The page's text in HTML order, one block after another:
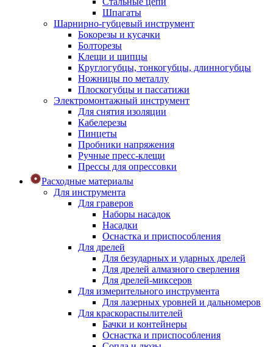
Шпагаты
Шарнирно-губцевый инструмент
Бокорезы и кусачки
Болторезы
Клещи и щипцы
Круглогубцы, тонкогубцы, длинногубцы
Ножницы по металлу
Плоскогубцы и пассатижи
Электромонтажный инструмент
Для снятия изоляции
Кабелерезы
Пинцеты
Пробники напряжения
Ручные пресс-клещи
Прессы для опрессовки
Расходные материалы
Для инструмента
Для граверов
Наборы насадок
Насадки
Оснастка и приспособления
Для дрелей
Для безударных и ударных дрелей
Для дрелей алмазного сверления
Для дрелей-миксеров
Для измерительного инструмента
Для лазерных уровней и дальномеров
Для краскораспылителей
Бачки и контейнеры
Оснастка и приспособления